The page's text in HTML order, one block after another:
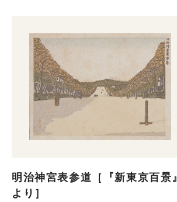
明治神宮表参道［『新東京百景』
より］